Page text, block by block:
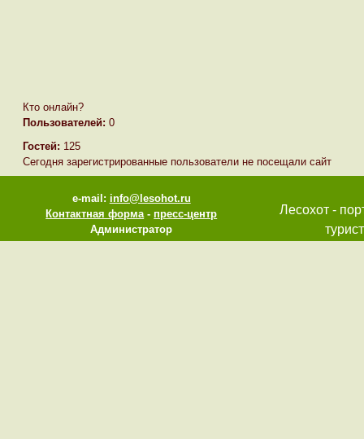
Кто онлайн?
Пользователей: 0
Гостей: 125
Сегодня зарегистрированные пользователи не посещали сайт
e-mail: info@lesohot.ru
Контактная форма-пресс-центр
Администратор
Лесохот -